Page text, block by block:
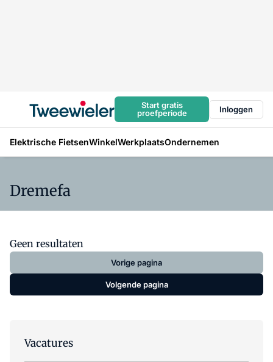
Start gratis
proefperiode
Inloggen
Elektrische FietsenWinkelWerkplaatsOndernemen
Dremefa
Geen resultaten
Vorige pagina
Volgende pagina
Vacatures